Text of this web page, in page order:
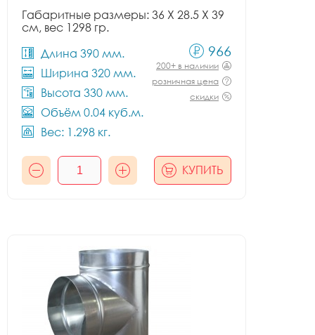
Габаритные размеры: 36 X 28.5 X 39
см, вес 1298 гр.
Длина 390 мм.
Ширина 320 мм.
Высота 330 мм.
Объём 0.04 куб.м.
Вес: 1.298 кг.
966
200+ в наличии
розничная цена
скидки
КУПИТЬ